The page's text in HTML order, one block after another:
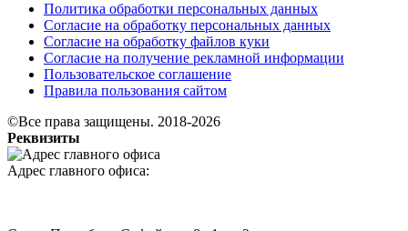
Политика обработки персональных данных
Согласие на обработку персональных данных
Согласие на обработку файлов куки
Согласие на получение рекламной информации
Пользовательское соглашение
Правила пользования сайтом
©Все права защищены. 2018-2026
Реквизиты
Адрес главного офиса: